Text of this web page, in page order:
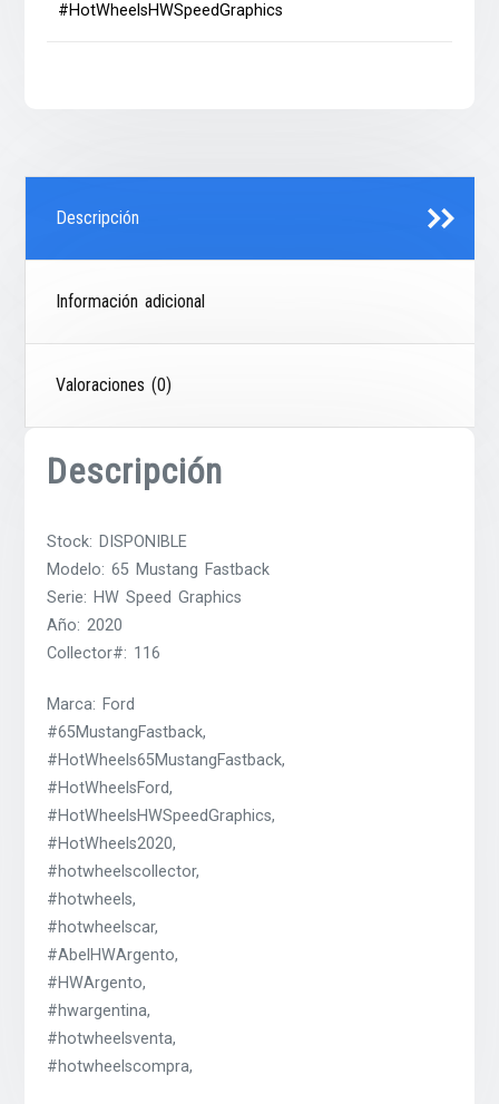
#HotWheelsHWSpeedGraphics
Descripción
Información adicional
Valoraciones (0)
Descripción
Stock: DISPONIBLE
Modelo: 65 Mustang Fastback
Serie: HW Speed Graphics
Año: 2020
Collector#: 116
Marca: Ford
#65MustangFastback,
#HotWheels65MustangFastback,
#HotWheelsFord,
#HotWheelsHWSpeedGraphics,
#HotWheels2020,
#hotwheelscollector,
#hotwheels,
#hotwheelscar,
#AbelHWArgento,
#HWArgento,
#hwargentina,
#hotwheelsventa,
#hotwheelscompra,